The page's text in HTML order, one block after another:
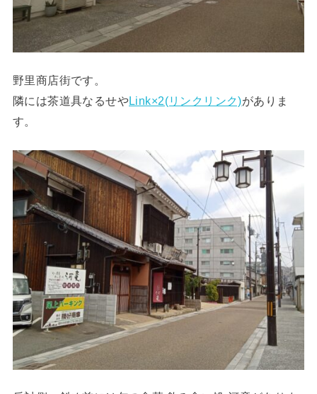
野里商店街です。
隣には茶道具なるせやLink×2(リンクリンク)がありま
す。